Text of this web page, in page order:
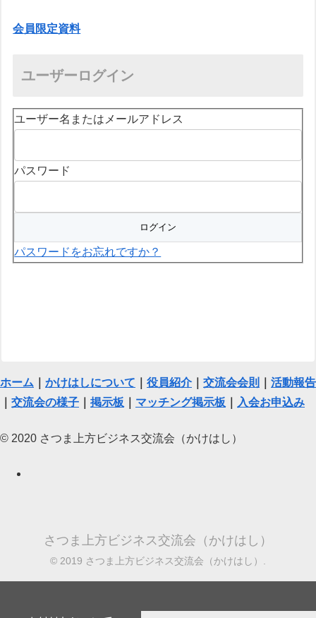
会員限定資料
ユーザーログイン
ユーザー名またはメールアドレス
パスワード
パスワードをお忘れですか？
ホーム かけはしについて 役員紹介｜ 交流会会則
活動報告
交流会の様子 掲示板 マッチング掲示板 入会お申込み
© 2020 さつま上方ビジネス交流会（かけはし）
さつま上方ビジネス交流会（かけはし）
© 2019 さつま上方ビジネス交流会（かけはし）.